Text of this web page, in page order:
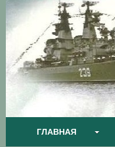
ГЛАВНАЯ